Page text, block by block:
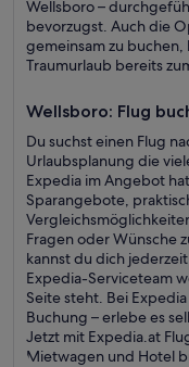
Wellsboro –
bevorzugst. Auch die
gemeinsam zu
Traumurlaub bereits
Wellsboro: Flug
Du suchst einen Flug
Urlaubsplanung die
Expedia im Angebot
Sparangebote,
Fragen oder Wünsche
kannst du dich
Expedia-Serviceteam
Seite steht. Bei
Buchung – erlebe es
Jetzt mit Expedia.at
Mietwagen und Hotel